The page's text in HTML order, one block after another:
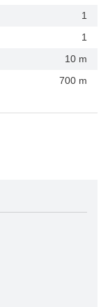
1
1
10 m
700 m